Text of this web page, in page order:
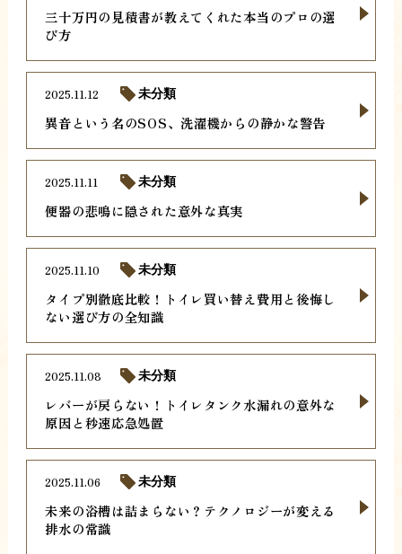
三十万円の見積書が教えてくれた本当のプロの選
び方
異音という名のSOS、洗濯機からの静かな警告
2025.11.12 未分類
便器の悲鳴に隠された意外な真実
2025.11.11 未分類
タイプ別徹底比較！トイレ買い替え費用と後悔し
ない選び方の全知識
2025.11.10 未分類
レバーが戻らない！トイレタンク水漏れの意外な
原因と秒速応急処置
2025.11.08 未分類
未来の浴槽は詰まらない？テクノロジーが変える
排水の常識
2025.11.06 未分類